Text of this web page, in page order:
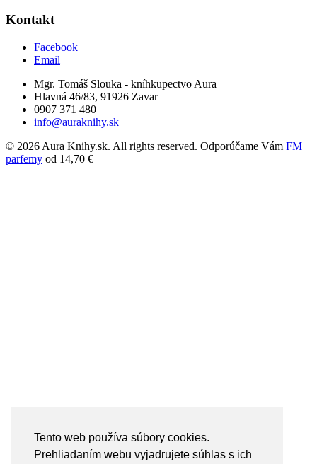
Tento web používa súbory cookies.
Prehliadaním webu vyjadrujete súhlas s ich
Kontakt
Facebook
Email
Mgr. Tomáš Slouka - kníhkupectvo Aura
Hlavná 46/83, 91926 Zavar
0907 371 480
info@auraknihy.sk
© 2026 Aura Knihy.sk. All rights reserved. Odporúčame Vám FM
parfemy od 14,70 €